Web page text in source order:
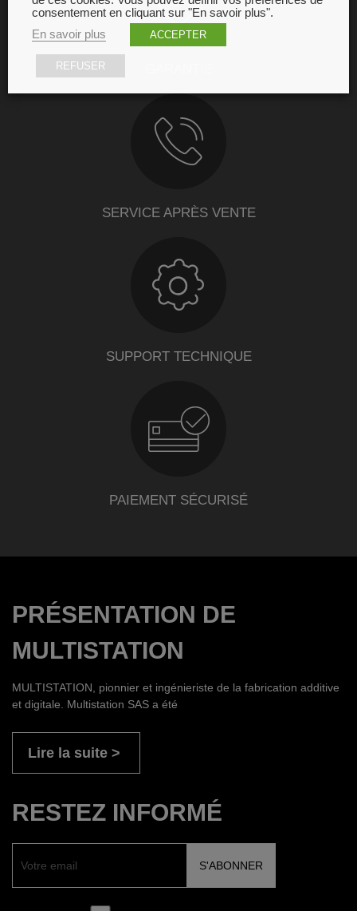
SERVICE APRÈS VENTE
SUPPORT TECHNIQUE
PAIEMENT SÉCURISÉ
PRÉSENTATION DE
MULTISTATION
MULTISTATION, pionnier et ingénieriste de la fabrication additive
et digitale. Multistation SAS a été
Lire la suite
RESTEZ INFORMÉ
consentement en cliquant sur "En savoir plus".
En savoir plus
ACCEPTER
REFUSER